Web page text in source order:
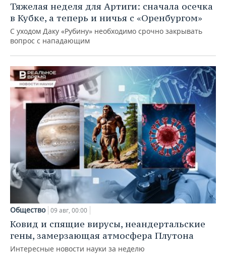
Тяжелая неделя для Артиги: сначала осечка
в Кубке, а теперь и ничья с «Оренбургом»
С уходом Даку «Рубину» необходимо срочно закрывать
вопрос с нападающим
Общество 09 авг, 00:00
Ковид и спящие вирусы, неандертальские
гены, замерзающая атмосфера Плутона
Интересные новости науки за неделю